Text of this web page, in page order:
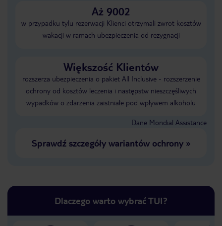
Aż 9002
w przypadku tylu rezerwacji Klienci otrzymali zwrot kosztów
wakacji w ramach ubezpieczenia od rezygnacji
Większość Klientów
rozszerza ubezpieczenia o pakiet All Inclusive - rozszerzenie
ochrony od kosztów leczenia i następstw nieszczęśliwych
wypadków o zdarzenia zaistniałe pod wpływem alkoholu
Dane Mondial Assistance
Sprawdź szczegóły wariantów ochrony»
Dlaczego warto wybrać TUI?